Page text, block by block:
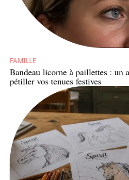
FAMILLE
Bandeau licorne à paillettes : un
pétiller vos tenues festives